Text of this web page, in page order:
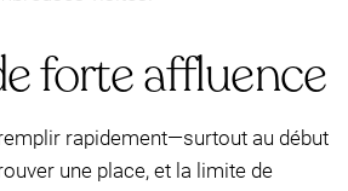
forte affluence
rapidement—surtout au début
une place, et la limite de